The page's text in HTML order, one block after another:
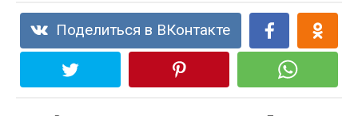
Поделиться в ВКонтакте